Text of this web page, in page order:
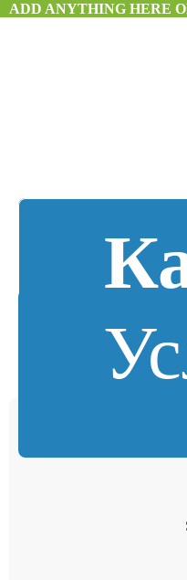
ADD ANYTHING HERE